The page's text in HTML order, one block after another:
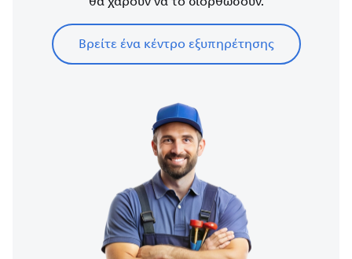
Βρείτε ένα κέντρο εξυπηρέτησης